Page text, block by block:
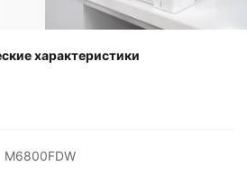
характеристики
M6800FDW